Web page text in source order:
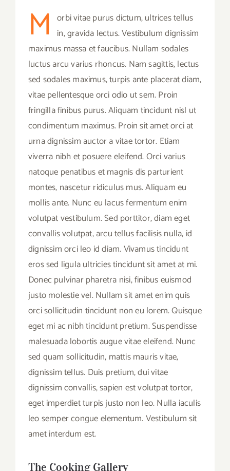
M orbi vitae purus dictum, ultrices tellus
in, gravida lectus. Vestibulum dignissim
maximus massa et faucibus. Nullam sodales
luctus arcu varius rhoncus. Nam sagittis, lectus
sed sodales maximus, turpis ante placerat diam,
vitae pellentesque orci odio ut sem. Proin
fringilla finibus purus. Aliquam tincidunt nisl ut
condimentum maximus. Proin sit amet orci at
urna dignissim auctor a vitae tortor. Etiam
viverra nibh et posuere eleifend. Orci varius
natoque penatibus et magnis dis parturient
montes, nascetur ridiculus mus. Aliquam eu
mollis ante. Nunc eu lacus fermentum enim
volutpat vestibulum. Sed porttitor, diam eget
convallis volutpat, arcu tellus facilisis nulla, id
dignissim orci leo id diam. Vivamus tincidunt
eros sed ligula ultricies tincidunt sit amet at mi.
Donec pulvinar pharetra nisi, finibus euismod
justo molestie vel. Nullam sit amet enim quis
orci sollicitudin tincidunt non eu lorem. Quisque
eget mi ac nibh tincidunt pretium. Suspendisse
malesuada lobortis augue vitae eleifend. Nunc
sed quam sollicitudin, mattis mauris vitae,
dignissim tellus. Duis pretium, dui vitae
dignissim convallis, sapien est volutpat tortor,
eget imperdiet turpis justo non leo. Nulla iaculis
leo semper congue elementum. Vestibulum sit
amet interdum est.
The Cooking Gallery